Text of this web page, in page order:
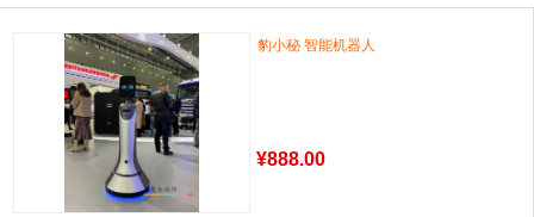
豹小秘 智能机器人
¥888.00